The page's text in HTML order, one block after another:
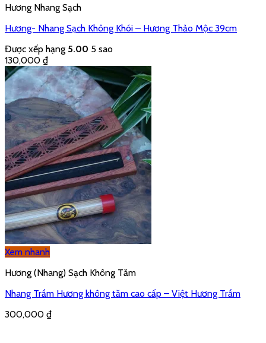
Hương Nhang Sạch
Hương- Nhang Sạch Không Khói – Hương Thảo Mộc 39cm
Được xếp hạng 5.00 5 sao
130,000 ₫
Xem nhanh
Hương (Nhang) Sạch Không Tăm
Nhang Trầm Hương không tăm cao cấp – Việt Hương Trầm
300,000 ₫